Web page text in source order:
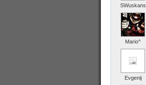
SWuskans
Mario^
Evgenij